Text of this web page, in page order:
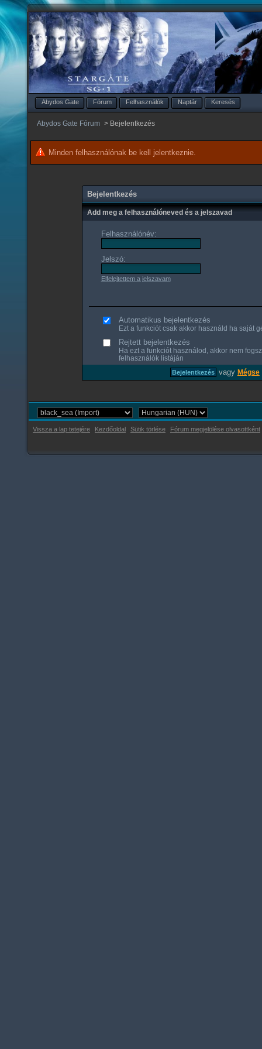
Abydos Gate Fórum Felhasználók Naptár Keresés
Abydos Gate Fórum > Bejelentkezés
Minden felhasználónak be kell jelentkeznie.
Bejelentkezés
Add meg a felhasználóneved és a jelszavad
Felhasználónév:
Jelszó:
Elfelejtettem a jelszavam
Automatikus bejelentkezés
Ezt a funkciót csak akkor használd ha saját
Rejtett bejelentkezés
Ha ezt a funkciót használod, akkor nem
felhasználók listáján
vagy Mégse
Vissza a lap tetejére Kezdőoldal Sütik törlése Fórum megjelölése olvasottként